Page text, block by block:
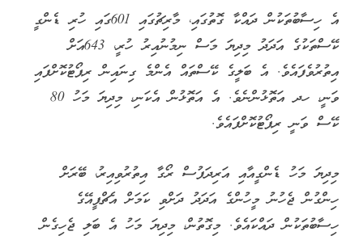
އެ ހިސާބުތަކުން ދައްކާ ގޮތުގައި، މާރިޗުގައި 601ގައި ހުރި ޑެންގީ
ކޭސްތަކުގެ އަދަދު މިދިޔަ މަސް ނިމުނުއިރު ހުރީ، 643އަށް
އިތުރުވެފައެވެ. އެ ބަލީގެ ކޭސްތައް އެންމެ ގިނައިން ރިޕޯޓުކޮށްފައި
ވަނީ، ހދ އަތޮޅުންނެވެ. އެ އަތޮޅުން އެކަނި، މިދިޔަ މަހު 80
ކޭސް ވަނީ ރިޕޯޓުކޮށްފައެވެ.
މިދިޔަ މަހު ޑެންގީއާއި އަރިދަފުސް ރޯގާ އިތުރުވިއިރު، ބޭރަށް
ހިންގުން ޖެހުނު މީހުންގެ އަދަދު ދަށްވި ކަމަށް އެޗްޕީއޭގެ
ހިސާބުތަކުން ދައްކައެވެ. މިގޮތުން، މިދިޔަ މަހު އެ ބަލި ޖެހިގެން